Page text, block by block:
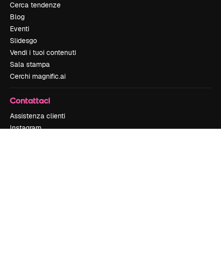
Cerca tendenze
Blog
Eventi
Slidesgo
Vendi i tuoi contenuti
Sala stampa
Cerchi magnific.ai
Contattaci
Assistenza clienti
Instagram